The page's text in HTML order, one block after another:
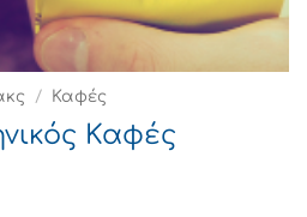
/ Καφές
Καφές